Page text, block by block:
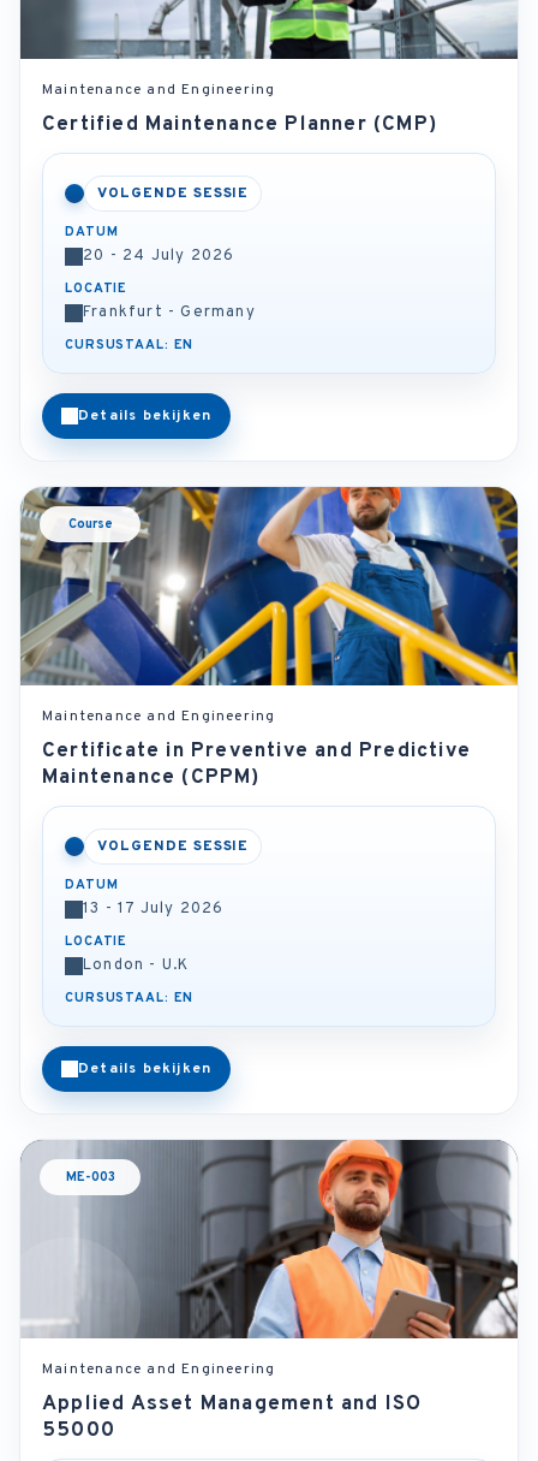
Maintenance and Engineering
Certified Maintenance Planner (CMP)
VOLGENDE SESSIE
DATUM
20 - 24 July 2026
LOCATIE
Frankfurt - Germany
CURSUSTAAL: EN
Details bekijken
Course
Maintenance and Engineering
Certificate in Preventive and Predictive
Maintenance (CPPM)
VOLGENDE SESSIE
DATUM
13 - 17 July 2026
LOCATIE
London - U.K
CURSUSTAAL: EN
Details bekijken
ME-003
Maintenance and Engineering
Applied Asset Management and ISO
55000